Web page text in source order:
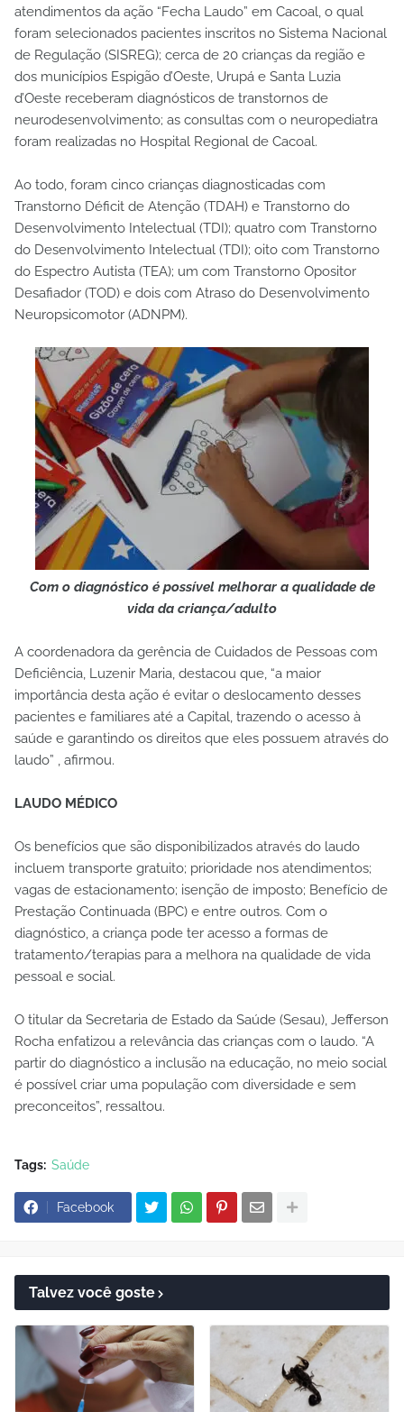
atendimentos da ação “Fecha Laudo” em Cacoal, o qual
foram selecionados pacientes inscritos no Sistema Nacional
de Regulação (SISREG); cerca de 20 crianças da região e
dos municípios Espigão d’Oeste, Urupá e Santa Luzia
d’Oeste receberam diagnósticos de transtornos de
neurodesenvolvimento; as consultas com o neuropediatra
foram realizadas no Hospital Regional de Cacoal.
Ao todo, foram cinco crianças diagnosticadas com
Transtorno Déficit de Atenção (TDAH) e Transtorno do
Desenvolvimento Intelectual (TDI); quatro com Transtorno
do Desenvolvimento Intelectual (TDI); oito com Transtorno
do Espectro Autista (TEA); um com Transtorno Opositor
Desafiador (TOD) e dois com Atraso do Desenvolvimento
Neuropsicomotor (ADNPM).
Com o diagnóstico é possível melhorar a qualidade de
vida da criança/adulto
A coordenadora da gerência de Cuidados de Pessoas com
Deficiência, Luzenir Maria, destacou que, “a maior
importância desta ação é evitar o deslocamento desses
pacientes e familiares até a Capital, trazendo o acesso à
saúde e garantindo os direitos que eles possuem através do
laudo” , afirmou.
LAUDO MÉDICO
Os benefícios que são disponibilizados através do laudo
incluem transporte gratuito; prioridade nos atendimentos;
vagas de estacionamento; isenção de imposto; Benefício de
Prestação Continuada (BPC) e entre outros. Com o
diagnóstico, a criança pode ter acesso a formas de
tratamento/terapias para a melhora na qualidade de vida
pessoal e social.
O titular da Secretaria de Estado da Saúde (Sesau), Jefferson
Rocha enfatizou a relevância das crianças com o laudo. “A
partir do diagnóstico a inclusão na educação, no meio social
é possível criar uma população com diversidade e sem
preconceitos”, ressaltou.
Tags: Saúde
Facebook
Talvez você goste